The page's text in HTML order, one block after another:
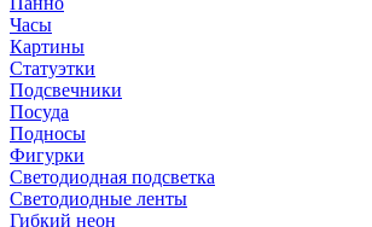
Часы
Картины
Статуэтки
Подсвечники
Посуда
Подносы
Фигурки
Светодиодная подсветка
Светодиодные ленты
Гибкий неон